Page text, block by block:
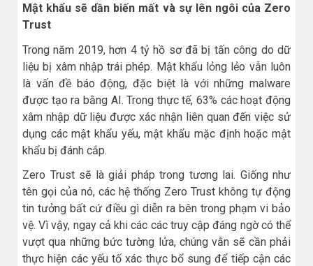
Mật khẩu sẽ dần biến mất và sự lên ngôi của Zero
Trust
Trong năm 2019, hơn 4 tỷ hồ sơ đã bị tấn công do dữ
liệu bị xâm nhập trái phép. Mật khẩu lỏng lẻo vẫn luôn
là vấn đề báo động, đặc biệt là với những malware
được tạo ra bằng AI. Trong thực tế, 63% các hoạt động
xâm nhập dữ liệu được xác nhận liên quan đến việc sử
dụng các mật khẩu yếu, mật khẩu mặc định hoặc mật
khẩu bị đánh cắp.
Zero Trust sẽ là giải pháp trong tương lai. Giống như
tên gọi của nó, các hệ thống Zero Trust không tự động
tin tưởng bất cứ điều gì diễn ra bên trong phạm vi bảo
vệ. Vì vậy, ngay cả khi các các truy cập đáng ngờ có thể
vượt qua những bức tường lửa, chúng vẫn sẽ cần phải
thực hiện các yếu tố xác thực bổ sung để tiếp cận các